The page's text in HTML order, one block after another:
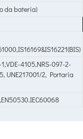
da bateria)
4105,NRS-097-2-
UNE217001/2, Portaria